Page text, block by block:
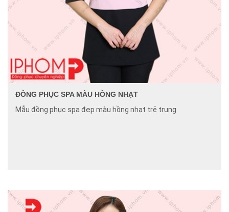
ĐỒNG PHỤC SPA MÀU HỒNG NHẠT
Mẫu đồng phục spa đẹp màu hồng nhạt trẻ trung